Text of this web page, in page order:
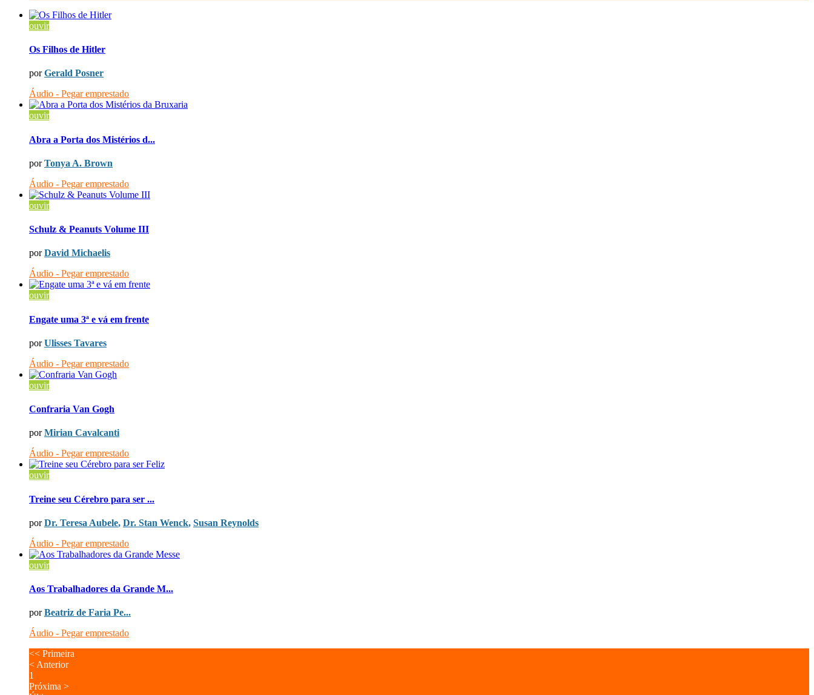
ouvir
Os Filhos de Hitler
porGerald Posner
Áudio - Pegar emprestado
ouvir
Abra a Porta dos Mistérios d...
porTonya A. Brown
Áudio - Pegar emprestado
ouvir
Schulz & Peanuts Volume III
porDavid Michaelis
Áudio - Pegar emprestado
ouvir
Engate uma 3ª e vá em frente
porUlisses Tavares
Áudio - Pegar emprestado
ouvir
Confraria Van Gogh
porMirian Cavalcanti
Áudio - Pegar emprestado
ouvir
Treine seu Cérebro para ser ...
porDr. Teresa Aubele, Dr. Stan Wenck, Susan Reynolds
Áudio - Pegar emprestado
ouvir
Aos Trabalhadores da Grande M...
porBeatriz de Faria Pe...
Áudio - Pegar emprestado
<< Primeira
<Anterior
1
Próxima >